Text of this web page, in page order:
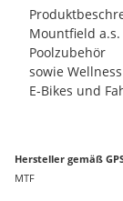
Mountfield
Poolzubehör
sowie Wellness
E-Bikes und
Hersteller gemäß
MTF